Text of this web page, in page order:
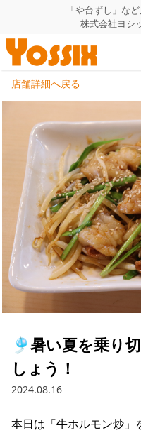
「や台ずし」な
株式会社ヨシ
HOME
企業情報
企業情報トップ
代表者あいさつ
グループ会社
会社概要
沿革
組織図
所在地
事業一覧
飲食事業紹介
飲食事業紹介トッ
や台ずし
これや
焼とりてっぱん
IR（株主・投資家）
IR情報トップ
会長メッセージ
今後の取り組み
コーポレートガバ
採用情報
正社員
パート・アルバイト
お問い合わせ
店舗詳細へ戻る
🎐暑い夏を乗り
しょう！
2024.08.16
本日は「牛ホルモン炒」